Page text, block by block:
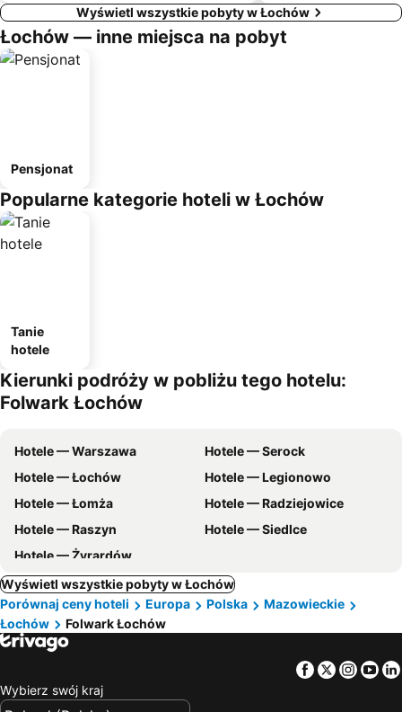
Wyświetl wszystkie pobyty w Łochów
Łochów — inne miejsca na pobyt
Pensjonat
Popularne kategorie hoteli w Łochów
Tanie
hotele
Kierunki podróży w pobliżu tego hotelu:
Folwark Łochów
Hotele — Warszawa
Hotele — Serock
Hotele — Łochów
Hotele — Legionowo
Hotele — Łomża
Hotele — Radziejowice
Hotele — Raszyn
Hotele — Siedlce
Hotele — Żyrardów
Wyświetl wszystkie pobyty w Łochów
Porównaj ceny hoteli
Europa Polska
Mazowieckie
Łochów
Folwark Łochów
Facebook
Twitter
Wybierz swój kraj